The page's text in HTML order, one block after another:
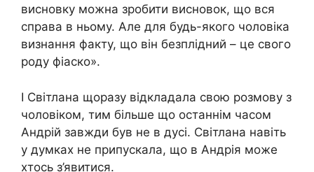
висновку можна зробити висновок, що вся
справа в ньому. Але для будь-якого чоловіка
визнання факту, що він безплідний – це свого
роду фіаско».
І Світлана щоразу відкладала свою розмову з
чоловіком, тим більше що останнім часом
Андрій завжди був не в дусі. Світлана навіть
у думках не припускала, що в Андрія може
хтось з’явитися.